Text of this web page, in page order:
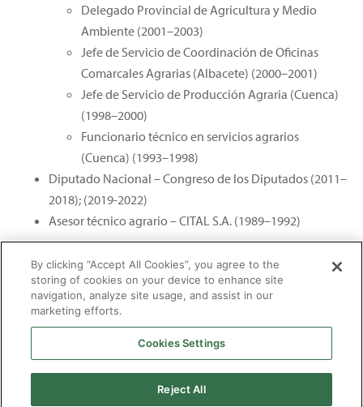
Delegado Provincial de Agricultura y Medio
Ambiente (2001–2003)
Jefe de Servicio de Coordinación de Oficinas
Comarcales Agrarias (Albacete) (2000–2001)
Jefe de Servicio de Producción Agraria (Cuenca)
(1998–2000)
Funcionario técnico en servicios agrarios
(Cuenca) (1993–1998)
Diputado Nacional – Congreso de los Diputados (2011–
2018); (2019-2022)
Asesor técnico agrario – CITAL S.A. (1989–1992)
Profesor tutor de la UNED.
By clicking “Accept All Cookies”, you agree to the
storing of cookies on your device to enhance site
navigation, analyze site usage, and assist in our
marketing efforts.
Cookies Settings
Reject All